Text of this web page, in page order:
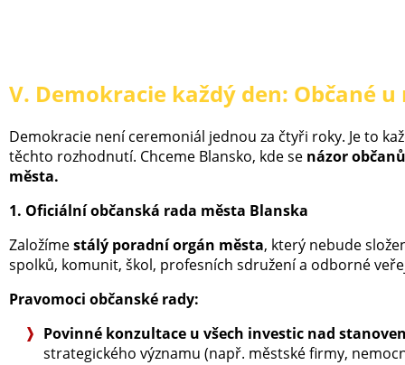
V. Demokracie každý den: Občané
Demokracie není ceremoniál jednou za čtyři roky. Je to
těchto rozhodnutí. Chceme Blansko, kde se názor
města.
1. Oficiální občanská rada města Blanska
Založímestálý poradní orgán města, který nebude
spolků, komunit, škol, profesních sdružení a odborné
Pravomoci občanské rady:
Povinné konzultace u všech investic nad
strategického významu (např. městské firmy,